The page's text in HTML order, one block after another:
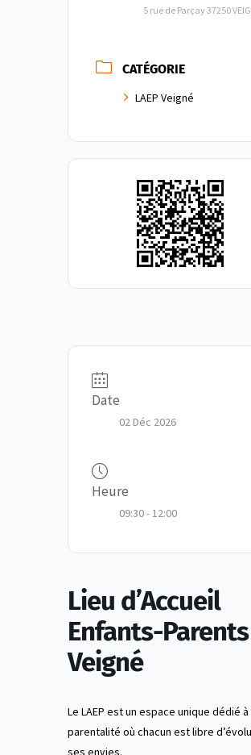
5 rue de Parçay 37250
CATÉGORIE
LAEP Veigné
Date
02 Déc 2026
Heure
09:30 - 12:00
Lieu d’Accueil
Enfants-
Veigné
Le LAEP est un espace unique dédié à
parentalité où chacun est libre
ses envies.